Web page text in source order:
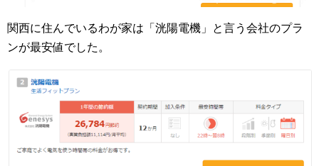
関西に住んでいるわが家は「洸陽電機」と言う会社のプラ
ンが最安値でした。